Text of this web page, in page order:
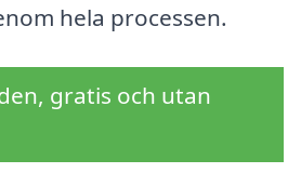
hela processen.
gratis och utan